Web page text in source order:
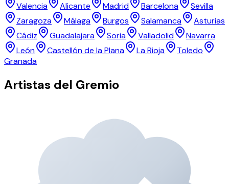
Valencia
Alicante Madrid Barcelona
Sevilla
Zaragoza
Málaga Burgos Salamanca
Asturias
Cádiz
Guadalajara Soria Valladolid
Navarra
León
Castellón de la Plana La Rioja
Toledo
Granada
Artistas del Gremio